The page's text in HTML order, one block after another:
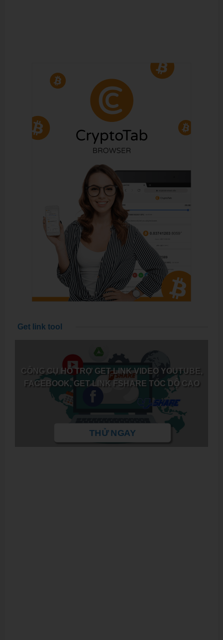
Get link tool
CÔNG CỤ HỖ TRỢ GET LINK VIDEO YOUTUBE,
FACEBOOK, GET LINK FSHARE TỐC DỘ CAO
THỬ NGAY